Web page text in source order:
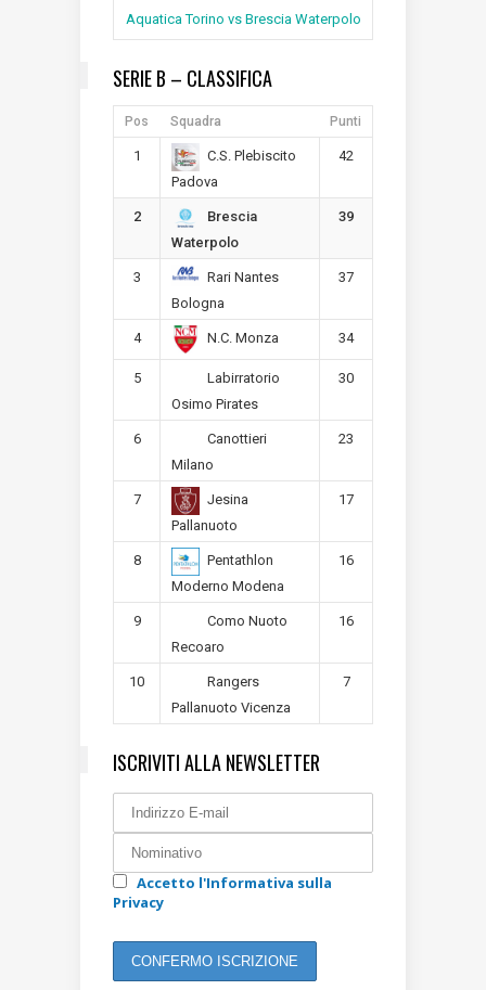
Aquatica Torino vs Brescia Waterpolo
SERIE B – CLASSIFICA
Pos Squadra Punti
1
C.S. Plebiscito
Padova
42
2
Brescia
Waterpolo
39
3
Rari Nantes
Bologna
37
4 N.C. Monza 34
5
Labirratorio
Osimo Pirates
30
6
Canottieri
Milano
23
7
Jesina
Pallanuoto
17
8
Pentathlon
Moderno Modena
16
9
Como Nuoto
Recoaro
16
10
Rangers
Pallanuoto Vicenza
7
ISCRIVITI ALLA NEWSLETTER
Accetto l'Informativa sulla
Privacy